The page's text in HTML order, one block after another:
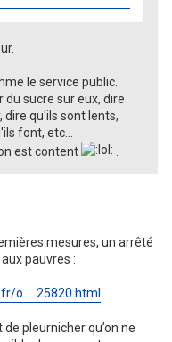
le service public.
du sucre sur eux, dire
dire qu'ils sont lents,
font, etc...
est content
mesures, un arrêté
pauvres :
o ... 25820.html
pleurnicher qu’on ne